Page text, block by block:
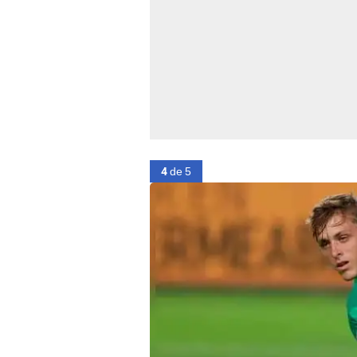
4de 5